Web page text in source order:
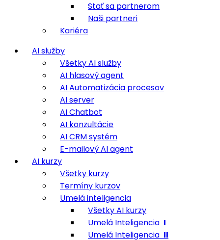
Stať sa partnerom
Naši partneri
Kariéra
AI služby
Všetky AI služby
AI hlasový agent
AI Automatizácia procesov
AI server
AI Chatbot
AI konzultácie
AI CRM systém
E-mailový AI agent
AI kurzy
Všetky kurzy
Termíny kurzov
Umelá inteligencia
Všetky AI kurzy
Umelá Inteligencia I
Umelá Inteligencia II